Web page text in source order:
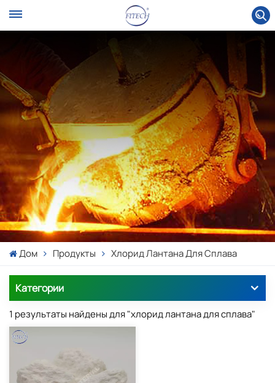
Дом Продукты Хлорид Лантана Для Сплава
Категории
1 результаты найдены для "хлорид лантана для сплава"